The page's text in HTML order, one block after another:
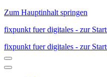
Zum Hauptinhalt springen
fixpunkt fuer digitales - zur
fixpunkt fuer digitales - zur